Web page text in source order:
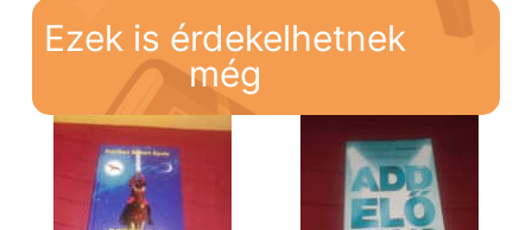
Ezek is érdekelhetnek
még